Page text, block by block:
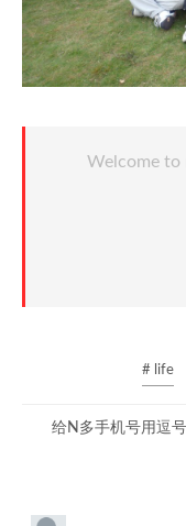
Welcome to
# life
给N多手机号用逗